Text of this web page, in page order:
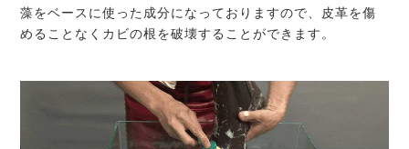
藻をベースに使った成分になっておりますので、皮革を傷
めることなくカビの根を破壊することができます。